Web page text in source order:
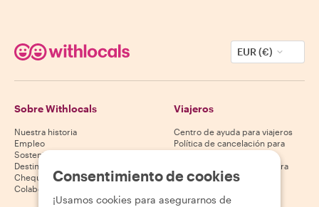
EUR (€)
Sobre Withlocals
Nuestra historia
Empleo
Sostenibilidad
Destinos
Cheques regalo
Colabora con nosotros
Viajeros
Centro de ayuda para viajeros
Política de cancelación para
Términos y condiciones para
viajeros
Consentimiento de cookies
¡Usamos cookies para asegurarnos de